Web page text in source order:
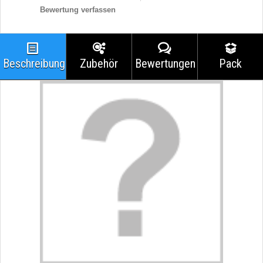
Bewertung verfassen
Beschreibung Zubehör Bewertungen Pack